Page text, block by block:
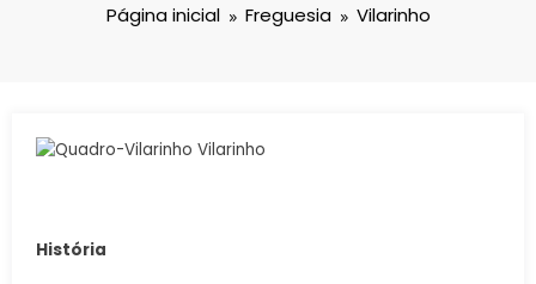
Página inicial Freguesia Vilarinho
História